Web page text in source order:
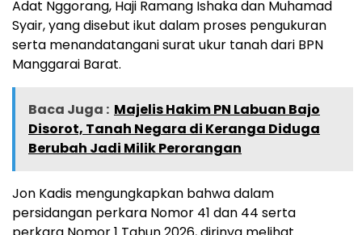
Adat Nggorang, Haji Ramang Ishaka dan Muhamad
Syair, yang disebut ikut dalam proses pengukuran
serta menandatangani surat ukur tanah dari BPN
Manggarai Barat.
Baca Juga : Majelis Hakim PN Labuan Bajo
Disorot, Tanah Negara di Keranga Diduga
Berubah Jadi Milik Perorangan
Jon Kadis mengungkapkan bahwa dalam
persidangan perkara Nomor 41 dan 44 serta